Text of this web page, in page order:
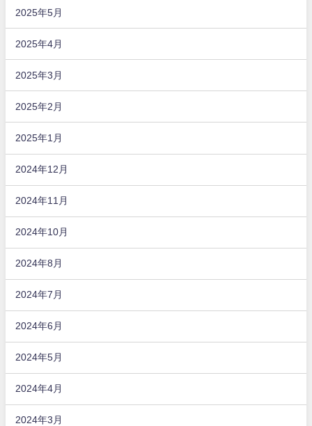
2025年5月
2025年4月
2025年3月
2025年2月
2025年1月
2024年12月
2024年11月
2024年10月
2024年8月
2024年7月
2024年6月
2024年5月
2024年4月
2024年3月